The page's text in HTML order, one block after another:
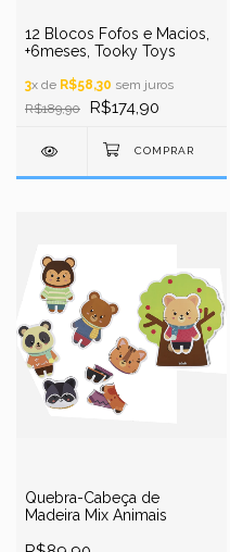
12 Blocos Fofos e Macios,
+6meses, Tooky Toys
3x de R$58,30 sem juros
R$189,90
R$174,90
Quebra-Cabeça de
Madeira Mix Animais